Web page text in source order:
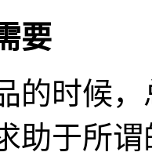
要
的时候
助于所